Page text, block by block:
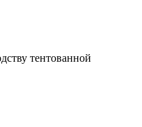
тентованной